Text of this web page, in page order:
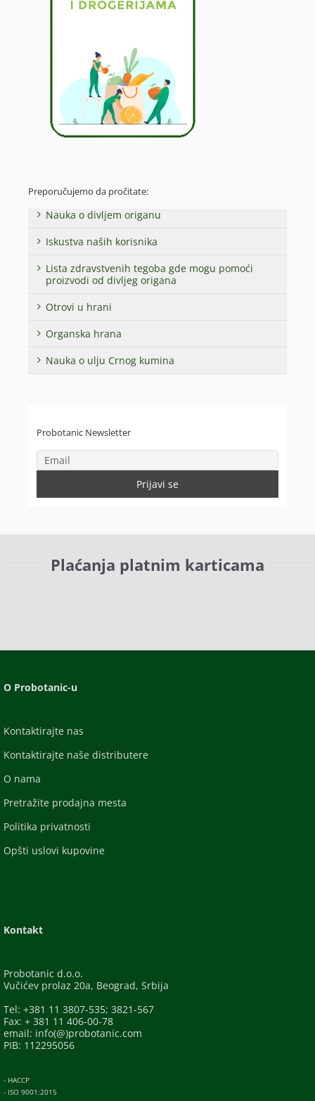
Preporučujemo da pročitate:
Nauka o divljem origanu
Iskustva naših korisnika
Lista zdravstvenih tegoba gde mogu pomoći
proizvodi od divljeg origana
Otrovi u hrani
Organska hrana
Nauka o ulju Crnog kumina
Probotanic Newsletter
Plaćanja platnim karticama
O Probotanic-u
Kontaktirajte nas
Kontaktirajte naše distributere
O nama
Pretražite prodajna mesta
Politika privatnosti
Opšti uslovi kupovine
Kontakt
Probotanic d.o.o.
Vučićev prolaz 20a, Beograd, Srbija
Tel: +381 11 3807-535; 3821-567
Fax: + 381 11 406-00-78
email: info(@)probotanic.com
PIB: 112295056
- HACCP
- ISO 9001:2015